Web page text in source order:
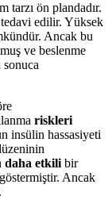
tarzı ön plandadır.
edilir. Yüksek
Ancak bu
ve beslenme
riskleri
insülin hassasiyeti
daha etkili bir
Ancak